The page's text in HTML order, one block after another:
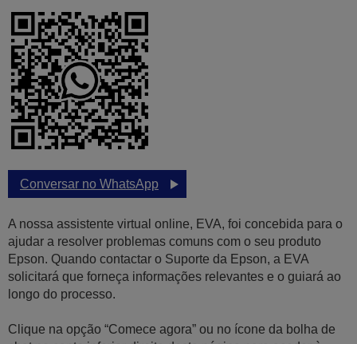
Conversar no WhatsApp
A nossa assistente virtual online, EVA, foi concebida para o
ajudar a resolver problemas comuns com o seu produto
Epson. Quando contactar o Suporte da Epson, a EVA
solicitará que forneça informações relevantes e o guiará ao
longo do processo.
Clique na opção “Comece agora” ou no ícone da bolha de